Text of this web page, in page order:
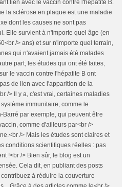
lien avec le vaccin contre l'hépatite B.
la sclérose en plaque est une maladie
dont les causes ne sont pas
Elle survient à n'importe quel âge (en
/> ans) et sur n'importe quel terrain,
qui n'avaient jamais été malades
part, les études qui ont été faites,
le vaccin contre l'hépatite B ont
de lien avec l'apparition de la
/> Il y a, c'est vrai, certaines maladies
immunitaire, comme le
Barré par exemple, qui peuvent être
comme d'ailleurs par<br />
/> Mais les études sont claires et
conditions scientifiques réelles : pas
!<br /> Bien sûr, le blog est un
Cela dit, en publiant des posts
à réduire la couverture